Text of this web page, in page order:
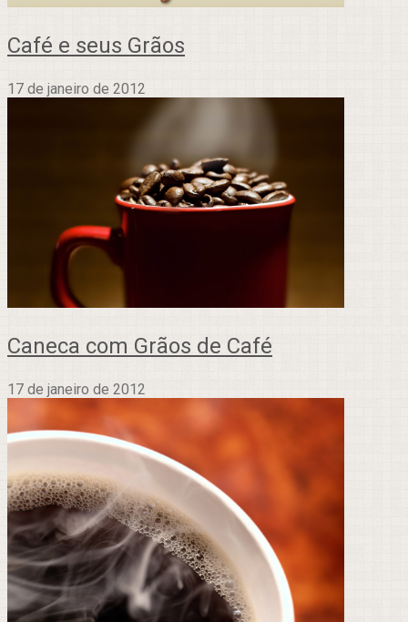
Café e seus Grãos
17 de janeiro de 2012
Caneca com Grãos de Café
17 de janeiro de 2012